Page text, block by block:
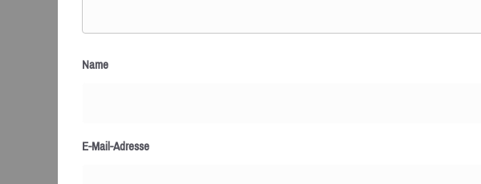
Name
E-Mail-Adresse